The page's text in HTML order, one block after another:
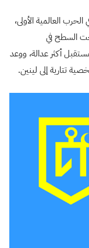
العالمية الأولى،
السطح في
أكثر عدالة، ووعد
تتارية إلى لينين.